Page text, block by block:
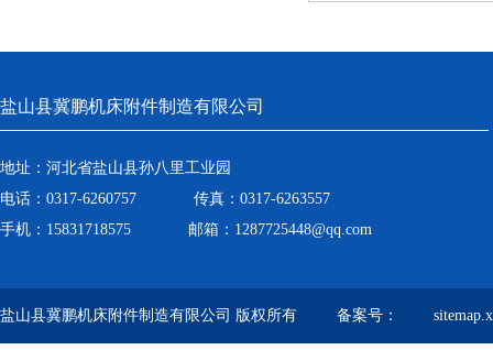
盐山县冀鹏机床附件制造有限公司
地址：河北省盐山县孙八里工业园
电话：0317-6260757 传真：0317-6263557
手机：15831718575 邮箱：1287725448@qq.com
盐山县冀鹏机床附件制造有限公司 版权所有 备案号：